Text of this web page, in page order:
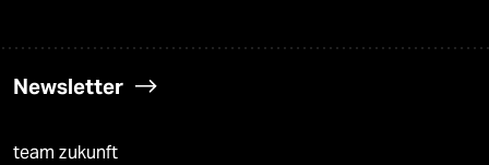
Newsletter
team zukunft